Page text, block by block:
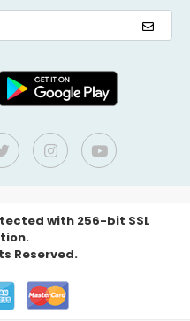
with 256-bit SSL
Reserved.